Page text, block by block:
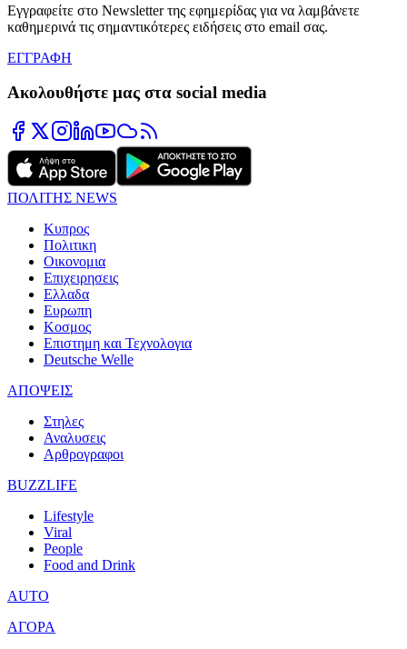
Εγγραφείτε στο Newsletter της εφημερίδας για να λαμβάνετε
καθημερινά τις σημαντικότερες ειδήσεις στο email σας.
ΕΓΓΡΑΦΗ
Ακολουθήστε μας στα social media
ΠΟΛΙΤΗΣ NEWS
Κυπρος
Πολιτικη
Οικονομια
Επιχειρησεις
Ελλαδα
Ευρωπη
Κοσμος
Επιστημη και Τεχνολογια
Deutsche Welle
ΑΠΟΨΕΙΣ
Στηλες
Αναλυσεις
Αρθρογραφοι
BUZZLIFE
Lifestyle
Viral
People
Food and Drink
AUTO
ΑΓΟΡΑ